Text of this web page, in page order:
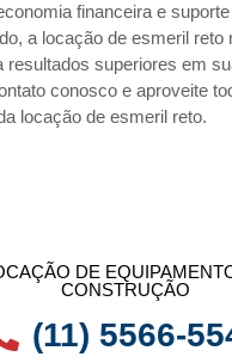
financeira e
a locação de esmeril reto
resultados superiores em
conosco e aproveite
locação de esmeril reto.
DE
CONSTRUÇÃO
(11) 5566-